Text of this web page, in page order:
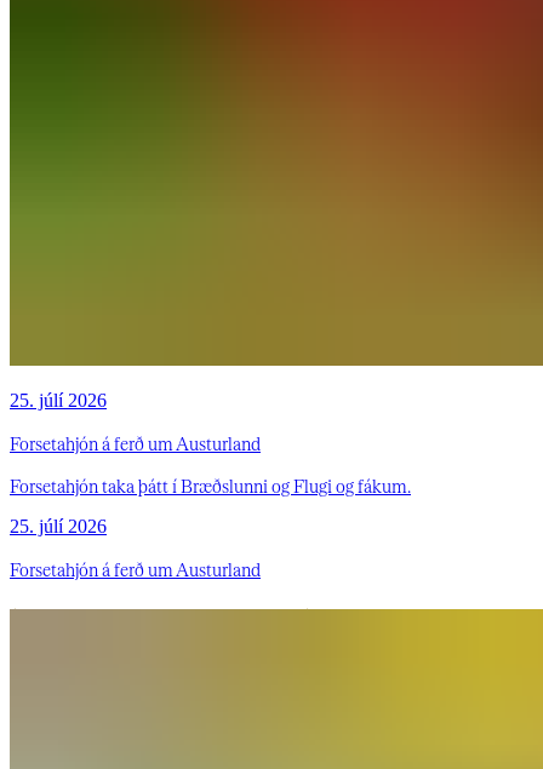
25. júlí 2026
Forsetahjón á ferð um Austurland
Forsetahjón taka þátt í Bræðslunni og Flugi og fákum.
25. júlí 2026
Forsetahjón á ferð um Austurland